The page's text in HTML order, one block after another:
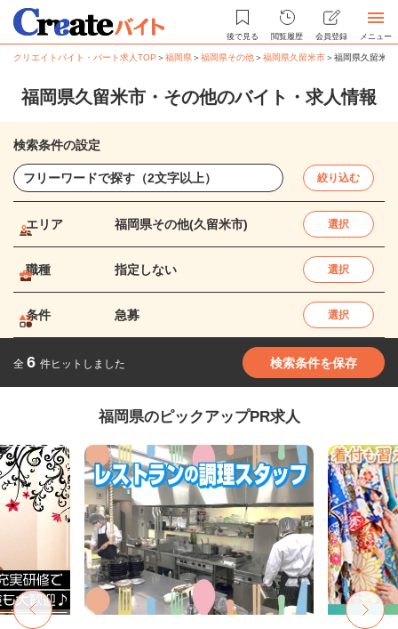
後で見る 閲覧履歴 会員登録 メニュー
クリエイトバイト・パート求人TOP ＞福岡県＞福岡県その他＞福岡県久留米市＞福岡県久留米
福岡県久留米市・その他のバイト・求人情報
検索条件の設定
絞り込む
エリア 福岡県その他(久留米市) 選択
職種 指定しない 選択
条件 急募 選択
全 6 件ヒットしました 検索条件を保存
福岡県のピックアップPR求人